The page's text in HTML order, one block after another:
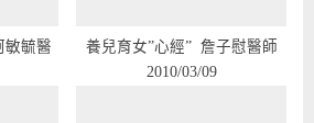
養兒育女”心經” 詹子慰醫師
2010/03/09